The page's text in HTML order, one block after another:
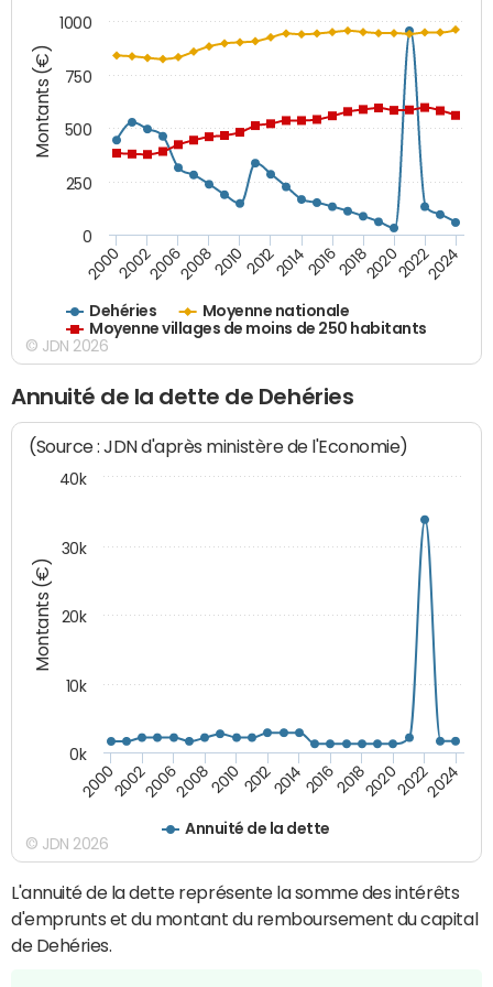
Montants (€)
Dehéries
Moyenne nationale
Moyenne villages de moins de 250 habitants
200020022006200820102012201420162018202020222024
0
250
500
750
1000
© JDN 2026
Annuité de la dette de Dehéries
Montants (€)
(Source : JDN d'après ministère de l'Economie)
Annuité de la dette
20002002200620082010 2012201420162018202020222024
0k
10k
20k
30k
40k
© JDN 2026
L'annuité de la dette représente la somme des intérêts
d'emprunts et du montant du remboursement du capital
de Dehéries.